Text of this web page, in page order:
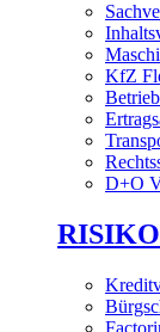
KfZ
D+O